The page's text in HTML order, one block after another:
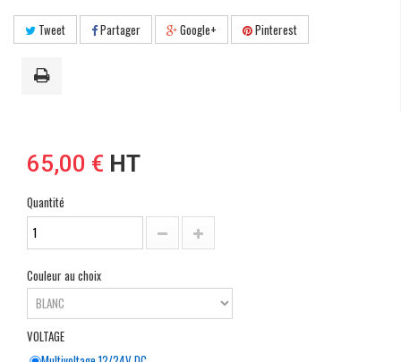
Tweet Partager Google+ Pinterest
65,00 € HT
Quantité
Couleur au choix
VOLTAGE